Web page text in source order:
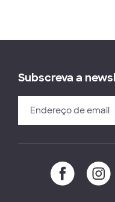
Subscreva a